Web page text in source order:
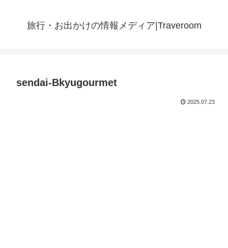
旅行・お出かけの情報メディア|Traveroom
sendai-Bkyugourmet
2025.07.23